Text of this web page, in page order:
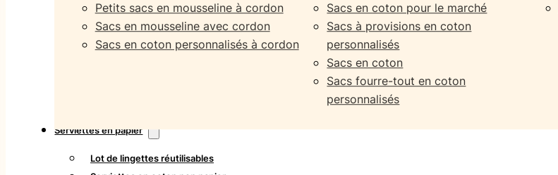
Petits sacs en mousseline à cordon
Sacs en mousseline avec cordon
Sacs en coton personnalisés à cordon
Sacs en coton pour le marché
Sacs à provisions en coton
personnalisés
Sacs en coton
Sacs fourre-tout en coton
personnalisés
Serviettes en papier
Lot de lingettes réutilisables